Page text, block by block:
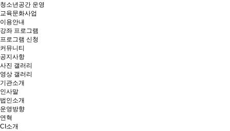
청소년공간 운영
교육문화사업
이용안내
강좌 프로그램
프로그램 신청
커뮤니티
공지사항
사진 갤러리
영상 갤러리
기관소개
인사말
법인소개
운영방향
연혁
CI소개